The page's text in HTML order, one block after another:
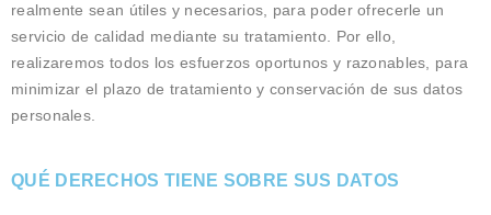
realmente sean útiles y necesarios, para poder ofrecerle un
servicio de calidad mediante su tratamiento. Por ello,
realizaremos todos los esfuerzos oportunos y razonables, para
minimizar el plazo de tratamiento y conservación de sus datos
personales.
QUÉ DERECHOS TIENE SOBRE SUS DATOS